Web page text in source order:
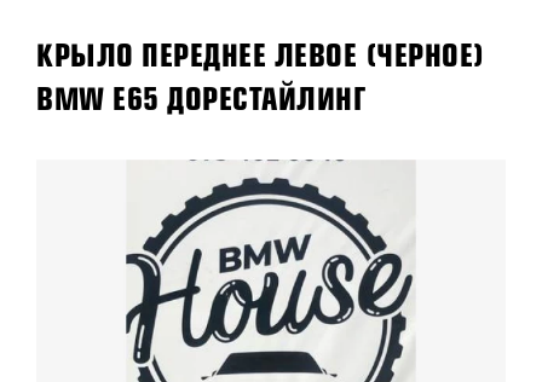
КРЫЛО ПЕРЕДНЕЕ ЛЕВОЕ (ЧЕРНОЕ)
BMW E65 ДОРЕСТАЙЛИНГ